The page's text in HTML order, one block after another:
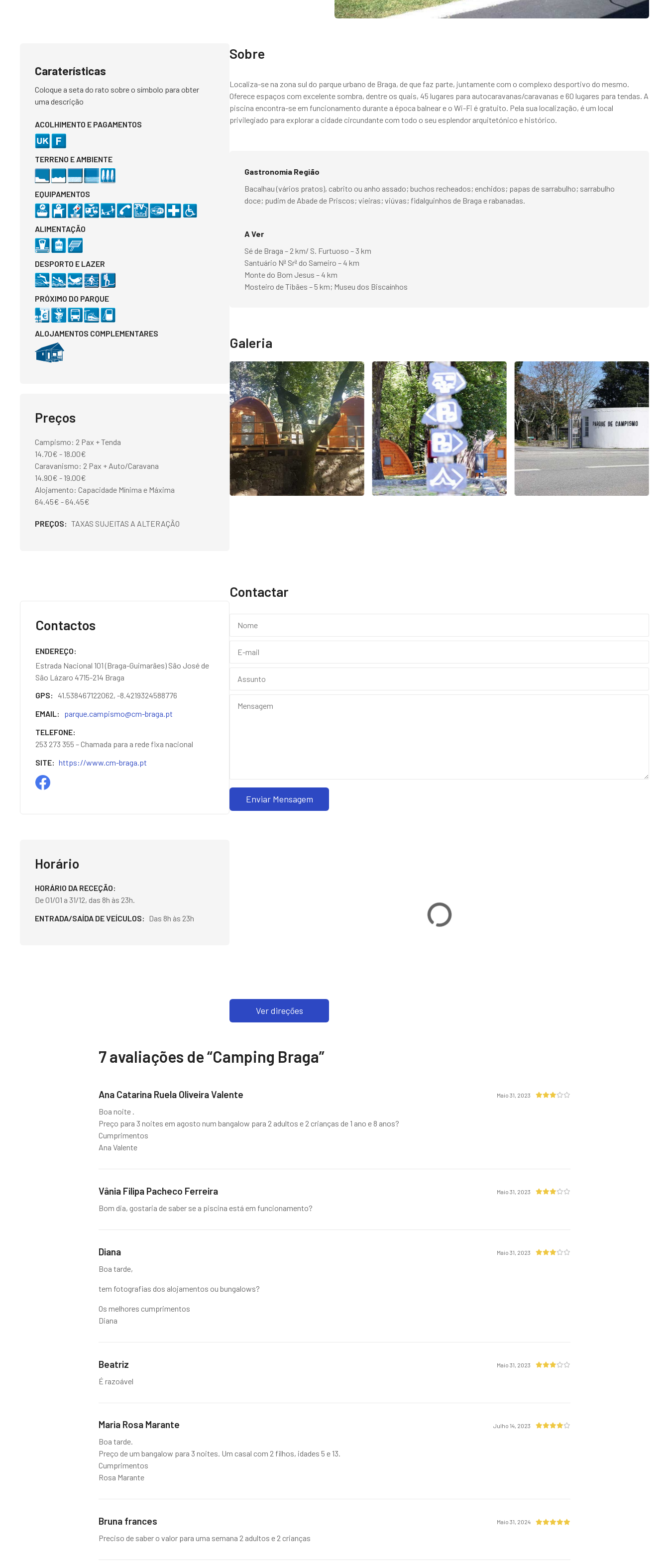
Caraterísticas
Coloque a seta do rato sobre o símbolo para obter
uma descrição
ACOLHIMENTO E PAGAMENTOS
TERRENO E AMBIENTE
EQUIPAMENTOS
ALIMENTAÇÃO
DESPORTO E LAZER
PRÓXIMO DO PARQUE
ALOJAMENTOS COMPLEMENTARES
Preços
Campismo: 2 Pax + Tenda
14.70€ - 18.00€
Caravanismo: 2 Pax + Auto/Caravana
14.90€ - 19.00€
Alojamento: Capacidade Mínima e Máxima
64.45€ - 64.45€
PREÇOS TAXAS SUJEITAS A ALTERAÇÃO
Sobre
Localiza-se na zona sul do parque urbano de Braga, de que faz parte, juntamente com o complexo desportivo do mesmo.
Oferece espaços com excelente sombra, dentre os quais, 45 lugares para autocaravanas/caravanas e 60 lugares para tendas. A
piscina encontra-se em funcionamento durante a época balnear e o Wi-Fi é gratuito. Pela sua localização, é um local
privilegiado para explorar a cidade circundante com todo o seu esplendor arquitetónico e histórico.
Gastronomia Região
Bacalhau (vários pratos), cabrito ou anho assado; buchos recheados; enchidos; papas de sarrabulho; sarrabulho
doce; pudim de Abade de Priscos; vieiras; viúvas; fidalguinhos de Braga e rabanadas.
A Ver
Sé de Braga – 2 km/ S. Furtuoso – 3 km
Santuário Nª Srª do Sameiro – 4 km
Monte do Bom Jesus – 4 km
Mosteiro de Tibães – 5 km; Museu dos Biscaínhos
Contactos
ENDEREÇO
Estrada Nacional 101 (Braga-Guimarães) São José de
São Lázaro 4715-214 Braga
GPS
41.538467122062, -8.4219324588776
EMAIL
parque.campismo@cm-braga.pt
TELEFONE
253 273 355 – Chamada para a rede fixa nacional
SITE
https://www.cm-braga.pt
Contactar
Enviar Mensagem
Horário
HORÁRIO DA RECEÇÃO
De 01/01 a 31/12, das 8h às 23h.
ENTRADA/SAÍDA DE VEÍCULOS
Das 8h às 23h
Ver direções
7 avaliações de “Camping Braga”
Ana Catarina Ruela Oliveira Valente Maio 31, 2023
Boa noite .
Preço para 3 noites em agosto num bangalow para 2 adultos e 2 crianças de 1 ano e 8 anos?
Cumprimentos
Ana Valente
Vânia Filipa Pacheco Ferreira Maio 31, 2023
Bom dia, gostaria de saber se a piscina está em funcionamento?
Diana Maio 31, 2023
Boa tarde,
tem fotografias dos alojamentos ou bungalows?
Os melhores cumprimentos
Diana
Beatriz Maio 31, 2023
É razoável
Maria Rosa Marante Julho 14, 2023
Boa tarde.
Preço de um bangalow para 3 noites. Um casal com 2 filhos, idades 5 e 13.
Cumprimentos
Rosa Marante
Bruna frances Maio 31, 2024
Preciso de saber o valor para uma semana 2 adultos e 2 crianças